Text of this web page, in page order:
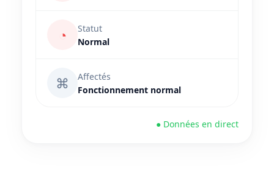
◔
Statut
Normal
⌘
Affectés
Fonctionnement normal
● Données en direct